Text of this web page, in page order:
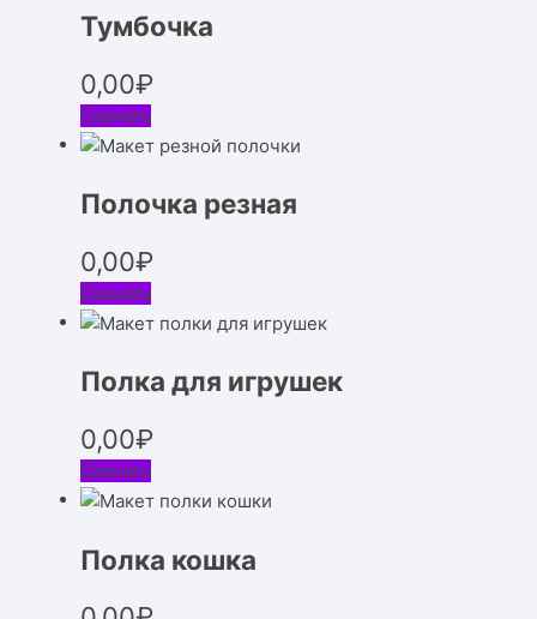
Тумбочка
0,00₽
Скачать
Полочка резная
0,00₽
Скачать
Полка для игрушек
0,00₽
Скачать
Полка кошка